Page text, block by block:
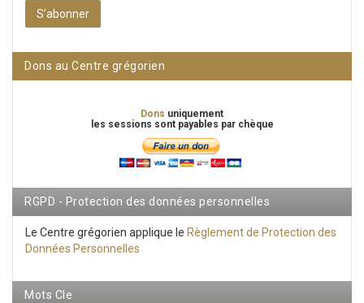
S’abonner
Dons au Centre grégorien
Dons uniquement
les sessions sont payables par chèque
RGPD - Protection des données personnelles
Le Centre grégorien applique le Règlement de Protection des
Données Personnelles
Mots Cle